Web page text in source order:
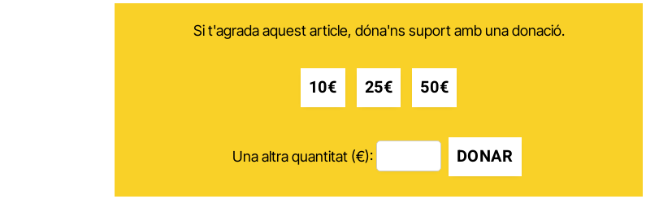
Si t'agrada aquest article, dóna'ns suport amb una donació.
10€ 25€ 50€
Una altra quantitat (€): DONAR